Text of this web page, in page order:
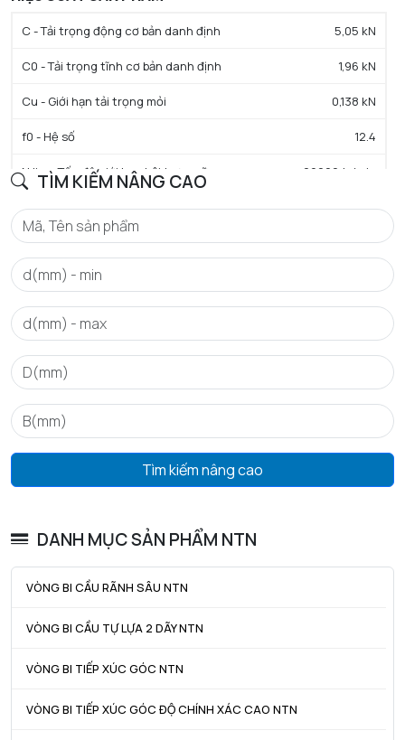
TÌM KIẾM NÂNG CAO
Tìm kiếm nâng cao
DANH MỤC SẢN PHẨM NTN
VÒNG BI CẦU RÃNH SÂU NTN
VÒNG BI CẦU TỰ LỰA 2 DÃY NTN
VÒNG BI TIẾP XÚC GÓC NTN
VÒNG BI TIẾP XÚC GÓC ĐỘ CHÍNH XÁC CAO NTN
C - Tải trọng động cơ bản danh định 5,05 kN
C0 - Tải trọng tĩnh cơ bản danh định 1,96 kN
Cu - Giới hạn tải trọng mỏi 0,138 kN
f0 - Hệ số 12.4
N lim - Tốc độ giới hạn bôi trơn mỡ 29000 tr/min
Tmin - Nhiệt độ hoạt động tối thiểu -40 °C
Tmax - Nhiệt độ hoạt động tối đa 150 °C
GIỚI HẠN
da min - Đường kính vai tối thiểu IR
Da max - Đường kính vai tối đa OR 24 mm
ra max - Bán kính góc lượn tối đa trục & vỏ 0,3 mm